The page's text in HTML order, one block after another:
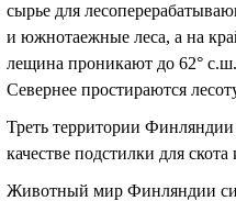
сырье для
и южнотаежные леса, а на
лещина проникают до 62°
Севернее простираются
Треть территории
качестве подстилки для
Животный мир Финляндии